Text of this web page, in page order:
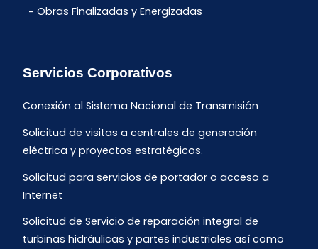
Obras Finalizadas y Energizadas
Servicios Corporativos
Conexión al Sistema Nacional de Transmisión
Solicitud de visitas a centrales de generación
eléctrica y proyectos estratégicos.
Solicitud para servicios de portador o acceso a
Internet
Solicitud de Servicio de reparación integral de
turbinas hidráulicas y partes industriales así como